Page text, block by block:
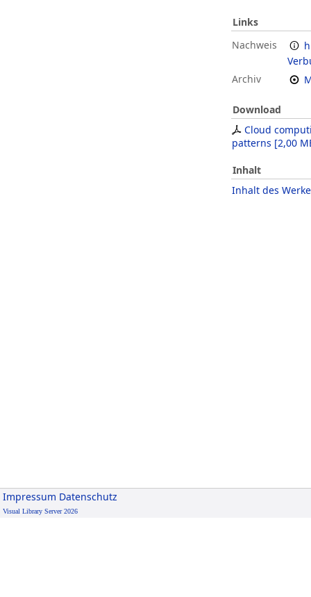
Links
Nachweis
Archiv
Download
Cloud
patterns [2,00
Inhalt
Inhalt des
Impressum Datenschutz
Visual Library Server 2026